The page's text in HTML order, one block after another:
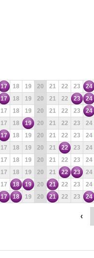
17 18 19 20 21 22 23 24
17 18 19 20 21 22 23 24
17 18 19 20 21 22 23 24
17 18 19 20 21 22 23 24
17 18 19 20 21 22 23 24
17 18 19 20 21 22 23 24
17 18 19 20 21 22 23 24
17 18 19 20 21 22 23 24
17 18 19 20 21 22 23 24
17 18 19 20 21 22 23 24
‹